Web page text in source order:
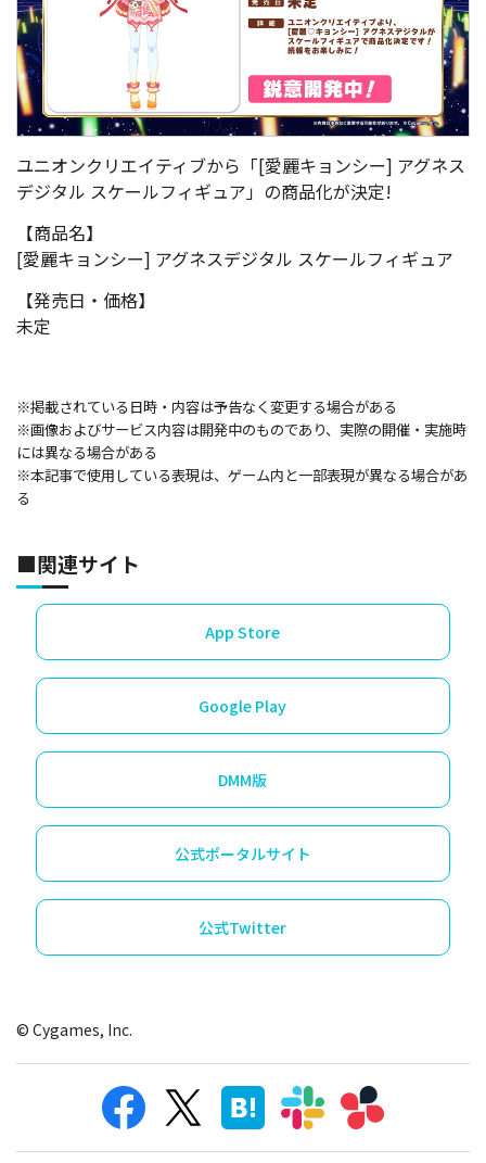
ユニオンクリエイティブから「[愛麗キョンシー] アグネス
デジタル スケールフィギュア」の商品化が決定!
【商品名】
[愛麗キョンシー] アグネスデジタル スケールフィギュア
【発売日・価格】
未定
※掲載されている日時・内容は予告なく変更する場合がある
※画像およびサービス内容は開発中のものであり、実際の開催・実施時
には異なる場合がある
※本記事で使用している表現は、ゲーム内と一部表現が異なる場合があ
る
■関連サイト
App Store
Google Play
DMM版
公式ポータルサイト
公式Twitter
© Cygames, Inc.